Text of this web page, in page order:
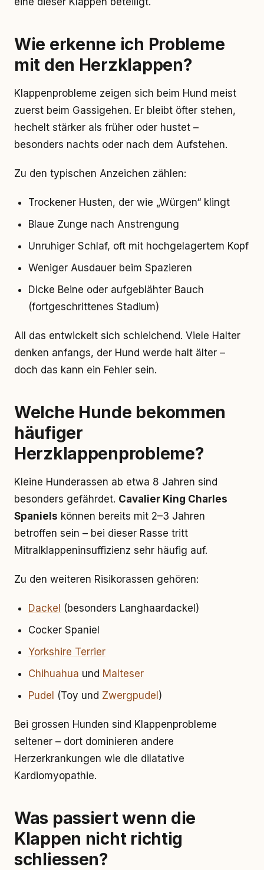
Wie erkenne ich Probleme
mit den Herzklappen?
Klappenprobleme zeigen sich beim Hund meist
zuerst beim Gassigehen. Er bleibt öfter stehen,
hechelt stärker als früher oder hustet –
besonders nachts oder nach dem Aufstehen.
Zu den typischen Anzeichen zählen:
Trockener Husten, der wie „Würgen“ klingt
Blaue Zunge nach Anstrengung
Unruhiger Schlaf, oft mit hochgelagertem Kopf
Weniger Ausdauer beim Spazieren
Dicke Beine oder aufgeblähter Bauch
(fortgeschrittenes Stadium)
All das entwickelt sich schleichend. Viele Halter
denken anfangs, der Hund werde halt älter –
doch das kann ein Fehler sein.
Welche Hunde bekommen
häufiger
Herzklappenprobleme?
Kleine Hunderassen ab etwa 8 Jahren sind
besonders gefährdet. Cavalier King Charles
Spaniels können bereits mit 2–3 Jahren
betroffen sein – bei dieser Rasse tritt
Mitralklappeninsuffizienz sehr häufig auf.
Zu den weiteren Risikorassen gehören:
Dackel (besonders Langhaardackel)
Cocker Spaniel
Yorkshire Terrier
Chihuahua und Malteser
Pudel (Toy und Zwergpudel )
Bei grossen Hunden sind Klappenprobleme
seltener – dort dominieren andere
Herzerkrankungen wie die dilatative
Kardiomyopathie.
Was passiert wenn die
Klappen nicht richtig
schliessen?